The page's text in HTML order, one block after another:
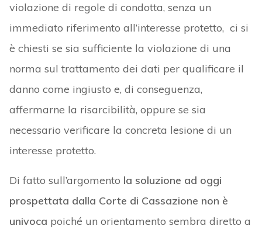
violazione di regole di condotta, senza un
immediato riferimento all’interesse protetto, ci si
è chiesti se sia sufficiente la violazione di una
norma sul trattamento dei dati per qualificare il
danno come ingiusto e, di conseguenza,
affermarne la risarcibilità, oppure se sia
necessario verificare la concreta lesione di un
interesse protetto.
Di fatto sull’argomento la soluzione ad oggi
prospettata dalla Corte di Cassazione non è
univoca poiché un orientamento sembra diretto a